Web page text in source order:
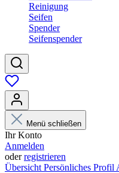
Reinigung
Seifen
Spender
Seifenspender
Menü schließen
Ihr Konto
Anmelden
oderregistrieren
Übersicht Persönliches Profil